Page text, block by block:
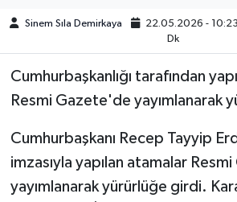
Sinem Sıla Demirkaya 22.05.2026 - 10:23
Dk
Cumhurbaşkanlığı tarafından
Resmi Gazete'de yayımlanarak
Cumhurbaşkanı Recep Tayyip
imzasıyla yapılan atamalar
yayımlanarak yürürlüğe girdi.